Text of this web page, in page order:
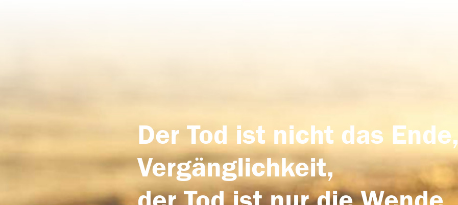
Der Tod ist nicht das
Vergänglichkeit,